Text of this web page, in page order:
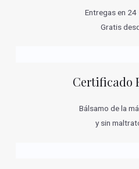
Entregas en
Gratis
Certificado
Bálsamo de la
y sin